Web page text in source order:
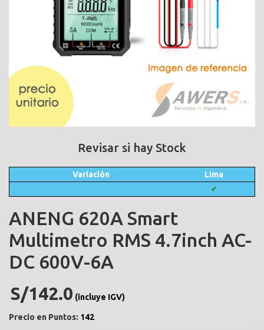
Revisar si hay Stock
Variación Lima
✔
ANENG 620A Smart
Multimetro RMS 4.7inch AC-
DC 600V-6A
S/142.0 (incluye IGV)
Precio en Puntos: 142